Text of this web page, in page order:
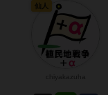
仙人